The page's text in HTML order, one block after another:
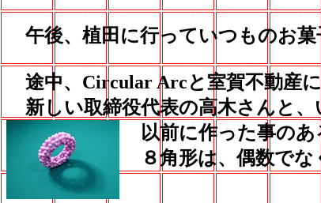
午後、植田に行っていつものお菓
途中、Circular Arcと室賀不動産に
新しい取締役代表の高木さんと、
以前に作った事のあ
８角形は、偶数でな